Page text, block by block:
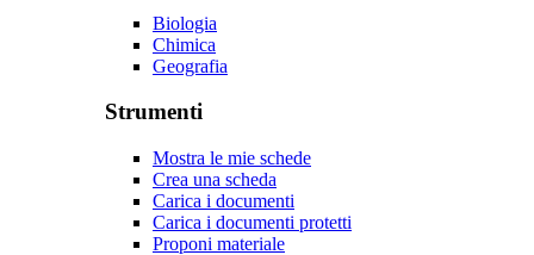
Biologia
Chimica
Geografia
Strumenti
Mostra le mie schede
Crea una scheda
Carica i documenti
Carica i documenti protetti
Proponi materiale